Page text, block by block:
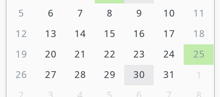
5
6 7 8 9 10
11
12
13 14 15 16 17
18
19
20 21 22 23 24
25
26
27 28 29 30 31
1